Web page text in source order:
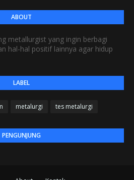
ABOUT
metallurgist yang ingin berbagi
hal-hal positif lainnya agar hidup
LABEL
metalurgi tes metalurgi
PENGUNJUNG